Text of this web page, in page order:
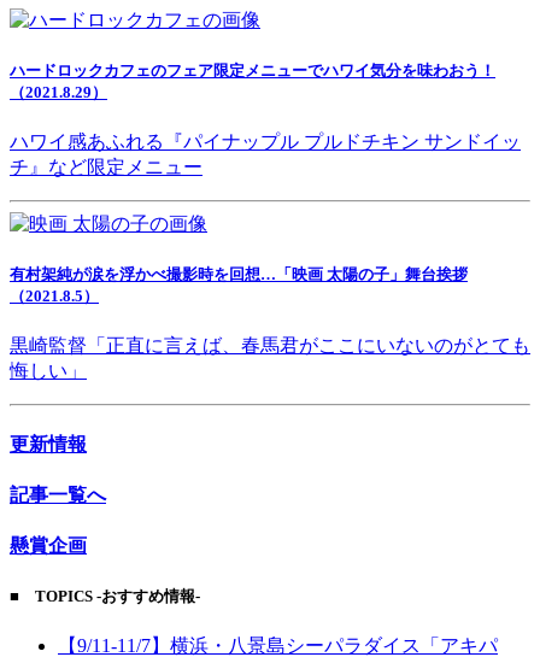
ハードロックカフェのフェア限定メニューでハワイ気分を味わおう！
（2021.8.29）
ハワイ感あふれる『パイナップル プルドチキン サンドイッ
チ』など限定メニュー
有村架純が涙を浮かべ撮影時を回想…「映画 太陽の子」舞台挨拶
（2021.8.5）
黒崎監督「正直に言えば、春馬君がここにいないのがとても
悔しい」
更新情報
記事一覧へ
懸賞企画
■ TOPICS -おすすめ情報-
【9/11-11/7】横浜・八景島シーパラダイス「アキパ